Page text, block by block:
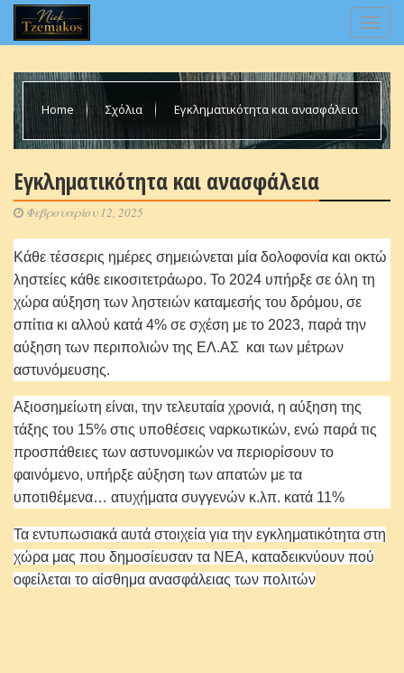
Home Σχόλια Εγκληματικότητα και ανασφάλεια
Εγκληματικότητα και ανασφάλεια
Φεβρουαρίου 12, 2025
Κάθε τέσσερις ημέρες σημειώνεται μία δολοφονία και οκτώ
ληστείες κάθε εικοσιτετράωρο. Το 2024 υπήρξε σε όλη τη
χώρα αύξηση των ληστειών καταμεσής του δρόμου, σε
σπίτια κι αλλού κατά 4% σε σχέση με το 2023, παρά την
αύξηση των περιπολιών της ΕΛ.ΑΣ και των μέτρων
αστυνόμευσης.
Αξιοσημείωτη είναι, την τελευταία χρονιά, η αύξηση της
τάξης του 15% στις υποθέσεις ναρκωτικών, ενώ παρά τις
προσπάθειες των αστυνομικών να περιορίσουν το
φαινόμενο, υπήρξε αύξηση των απατών με τα
υποτιθέμενα… ατυχήματα συγγενών κ.λπ. κατά 11%
Τα εντυπωσιακά αυτά στοιχεία για την εγκληματικότητα στη
χώρα μας που δημοσίευσαν τα ΝΕΑ, καταδεικνύουν πού
οφείλεται το αίσθημα ανασφάλειας των πολιτών